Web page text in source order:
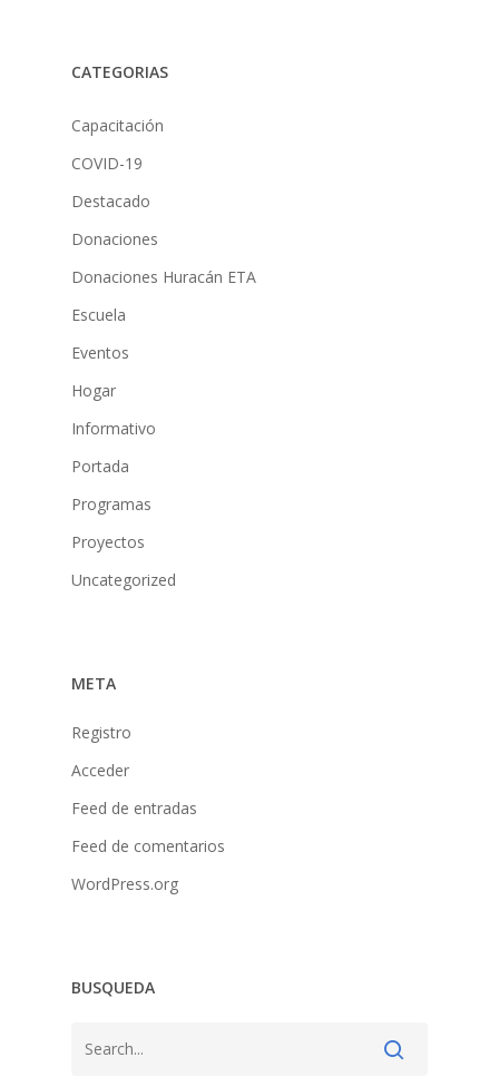
CATEGORIAS
Capacitación
COVID-19
Destacado
Donaciones
Donaciones Huracán ETA
Escuela
Eventos
Hogar
Informativo
Portada
Programas
Proyectos
Uncategorized
META
Registro
Acceder
Feed de entradas
Feed de comentarios
WordPress.org
BUSQUEDA